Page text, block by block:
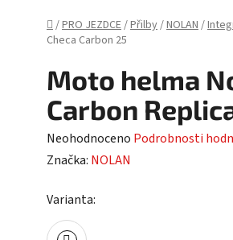
Domů
/PRO JEZDCE/Přilby/NOLAN/
Checa Carbon 25
Moto helma
Carbon
Průměrné
hodnocení
je
0,0
Neohodnoceno Podrobnosti
Značka: NOLAN
Varianta: